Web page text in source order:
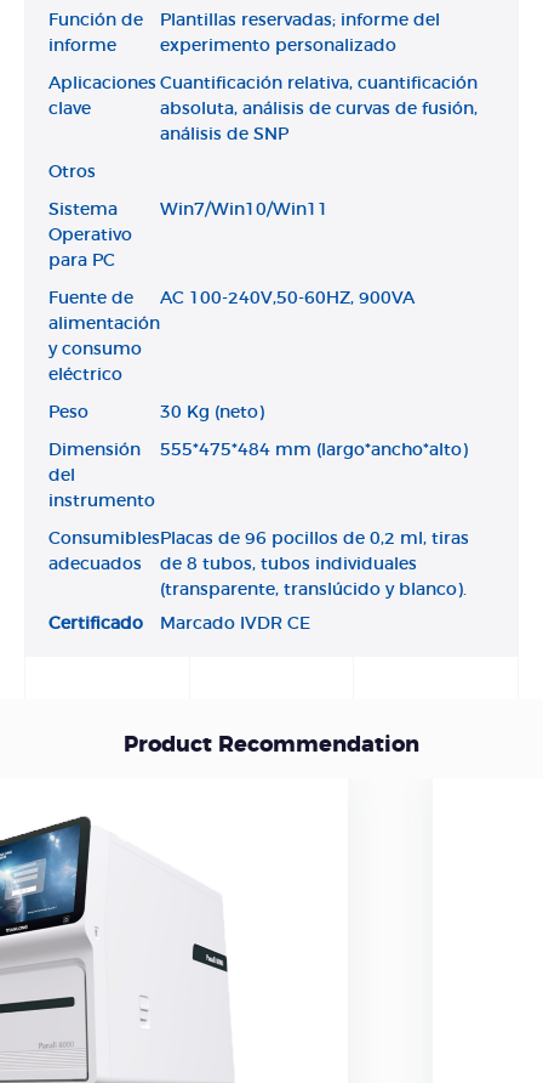
Función de
informe
Plantillas reservadas; informe del
experimento personalizado
Aplicaciones
clave
Cuantificación relativa, cuantificación
absoluta, análisis de curvas de fusión,
análisis de SNP
Otros
Sistema
Operativo
para PC
Win7/Win10/Win11
Fuente de
alimentación
y consumo
eléctrico
AC 100-240V,50-60HZ, 900VA
Peso 30 Kg (neto)
Dimensión
del
instrumento
555*475*484 mm (largo*ancho*alto)
Consumibles
adecuados
Placas de 96 pocillos de 0,2 ml, tiras
de 8 tubos, tubos individuales
(transparente, translúcido y blanco).
Certificado
Marcado IVDR CE
Product Recommendation